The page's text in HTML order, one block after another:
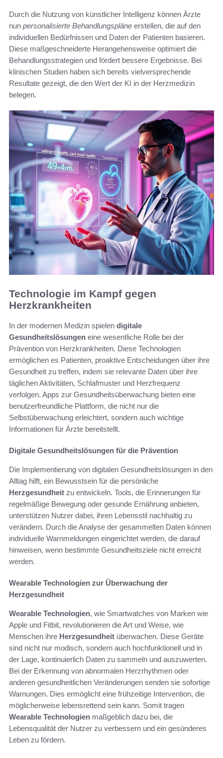
Durch die Nutzung von künstlicher Intelligenz können Ärzte
nun personalisierte Behandlungspläne erstellen, die auf den
individuellen Bedürfnissen und Daten der Patienten basieren.
Diese maßgeschneiderte Herangehensweise optimiert die
Behandlungsstrategien und fördert bessere Ergebnisse. Bei
klinischen Studien haben sich bereits vielversprechende
Resultate gezeigt, die den Wert der KI in der Herzmedizin
belegen.
Technologie im Kampf gegen
Herzkrankheiten
In der modernen Medizin spielen digitale
Gesundheitslösungen eine wesentliche Rolle bei der
Prävention von Herzkrankheiten. Diese Technologien
ermöglichen es Patienten, proaktive Entscheidungen über ihre
Gesundheit zu treffen, indem sie relevante Daten über ihre
täglichen Aktivitäten, Schlafmuster und Herzfrequenz
verfolgen. Apps zur Gesundheitsüberwachung bieten eine
benutzerfreundliche Plattform, die nicht nur die
Selbstüberwachung erleichtert, sondern auch wichtige
Informationen für Ärzte bereitstellt.
Digitale Gesundheitslösungen für die Prävention
Die Implementierung von digitalen Gesundheitslösungen in den
Alltag hilft, ein Bewusstsein für die persönliche
Herzgesundheit zu entwickeln. Tools, die Erinnerungen für
regelmäßige Bewegung oder gesunde Ernährung anbieten,
unterstützen Nutzer dabei, ihren Lebensstil nachhaltig zu
verändern. Durch die Analyse der gesammelten Daten können
individuelle Warnmeldungen eingerichtet werden, die darauf
hinweisen, wenn bestimmte Gesundheitsziele nicht erreicht
werden.
Wearable Technologien zur Überwachung der
Herzgesundheit
Wearable Technologien, wie Smartwatches von Marken wie
Apple und Fitbit, revolutionieren die Art und Weise, wie
Menschen ihre Herzgesundheit überwachen. Diese Geräte
sind nicht nur modisch, sondern auch hochfunktionell und in
der Lage, kontinuierlich Daten zu sammeln und auszuwerten.
Bei der Erkennung von abnormalen Herzrhythmen oder
anderen gesundheitlichen Veränderungen senden sie sofortige
Warnungen. Dies ermöglicht eine frühzeitige Intervention, die
möglicherweise lebensrettend sein kann. Somit tragen
Wearable Technologien maßgeblich dazu bei, die
Lebensqualität der Nutzer zu verbessern und ein gesünderes
Leben zu fördern.